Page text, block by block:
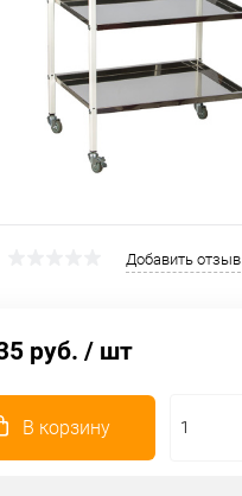
Добавить отзыв
руб. / шт
В корзину